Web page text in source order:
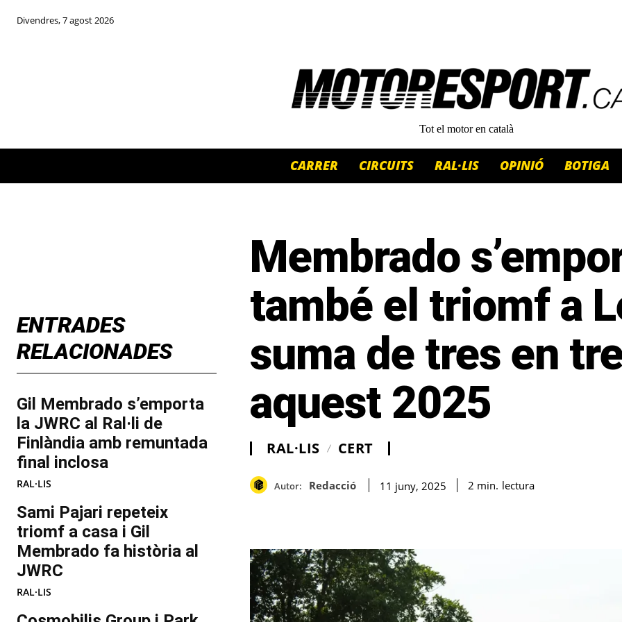
Divendres, 7 agost 2026
Tot el motor en català
CARRER CIRCUITS RAL·LIS OPINIÓ BOTIGA
ENTRADES
RELACIONADES
Gil Membrado s’emporta
la JWRC al Ral·li de
Finlàndia amb remuntada
final inclosa
RAL·LIS
Sami Pajari repeteix
triomf a casa i Gil
Membrado fa història al
JWRC
RAL·LIS
Membrado
també el triomf a
suma de tres en
aquest 2025
RAL·LIS CERT
Autor: Redacció 11 juny, 2025 2 min. lectura